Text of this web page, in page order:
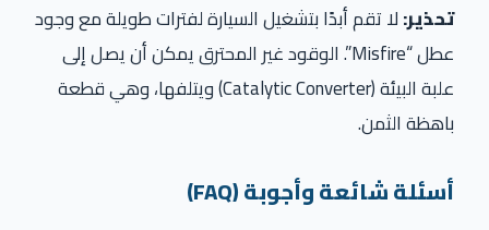
تحذير:لا تقم أبدًا بتشغيل السيارة لفترات طويلة مع وجود
عطل “Misfire”. الوقود غير المحترق يمكن أن يصل إلى
علبة البيئة (Catalytic Converter) ويتلفها، وهي قطعة
باهظة الثمن.
أسئلة شائعة وأجوبة (FAQ)